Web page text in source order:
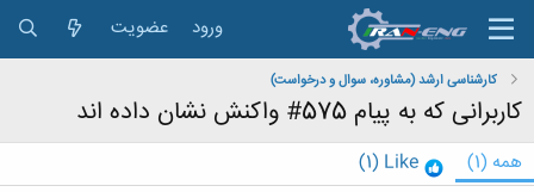
ورود عضویت
کارشناسی ارشد (مشاوره، سوال و درخواست)
کاربرانی که به پیام 575# واکنش نشان داده اند
همه (1)
Like
(1)